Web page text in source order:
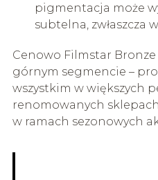
pigmentacja może
subtelna, zwłaszcza
Cenowo Filmstar
górnym segmencie –
wszystkim w większych
renomowanych
w ramach sezonowych